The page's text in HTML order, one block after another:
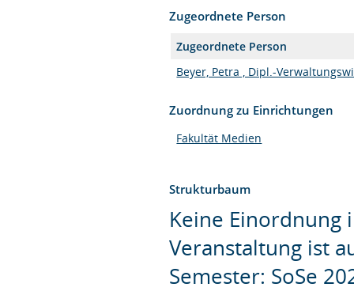
Zugeordnete Person
Zugeordnete Person
Beyer, Petra , Dipl.-
Zuordnung zu Einrichtungen
Fakultät Medien
Strukturbaum
Keine Einordnung
Veranstaltung ist
Semester: SoSe